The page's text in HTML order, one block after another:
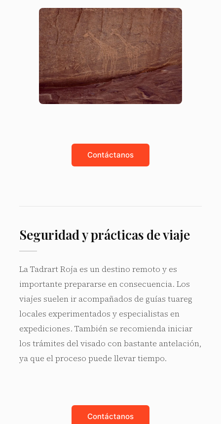
Contáctanos
Seguridad y prácticas de viaje
La Tadrart Roja es un destino remoto y es
importante prepararse en consecuencia. Los
viajes suelen ir acompañados de guías tuareg
locales experimentados y especialistas en
expediciones. También se recomienda iniciar
los trámites del visado con bastante antelación,
ya que el proceso puede llevar tiempo.
Contáctanos